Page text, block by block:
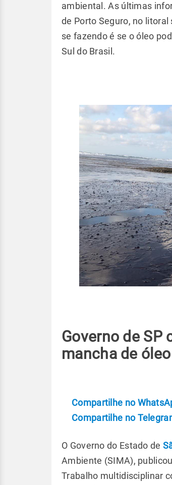
ambiental. As últimas
de Porto Seguro, no
se fazendo é se o óleo
Sul do Brasil.
Governo de SP
mancha de óleo
Compartilhe no
Compartilhe no
O Governo do Estado de
Ambiente (SIMA),
Trabalho multidisciplinar